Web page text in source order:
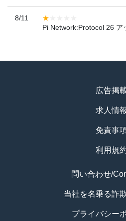
8/11
Pi Network:Protocol 26 ア
広告掲
求人情報
免責事
利用規
問い合わせ/
当社を名乗る詐
プライバシー